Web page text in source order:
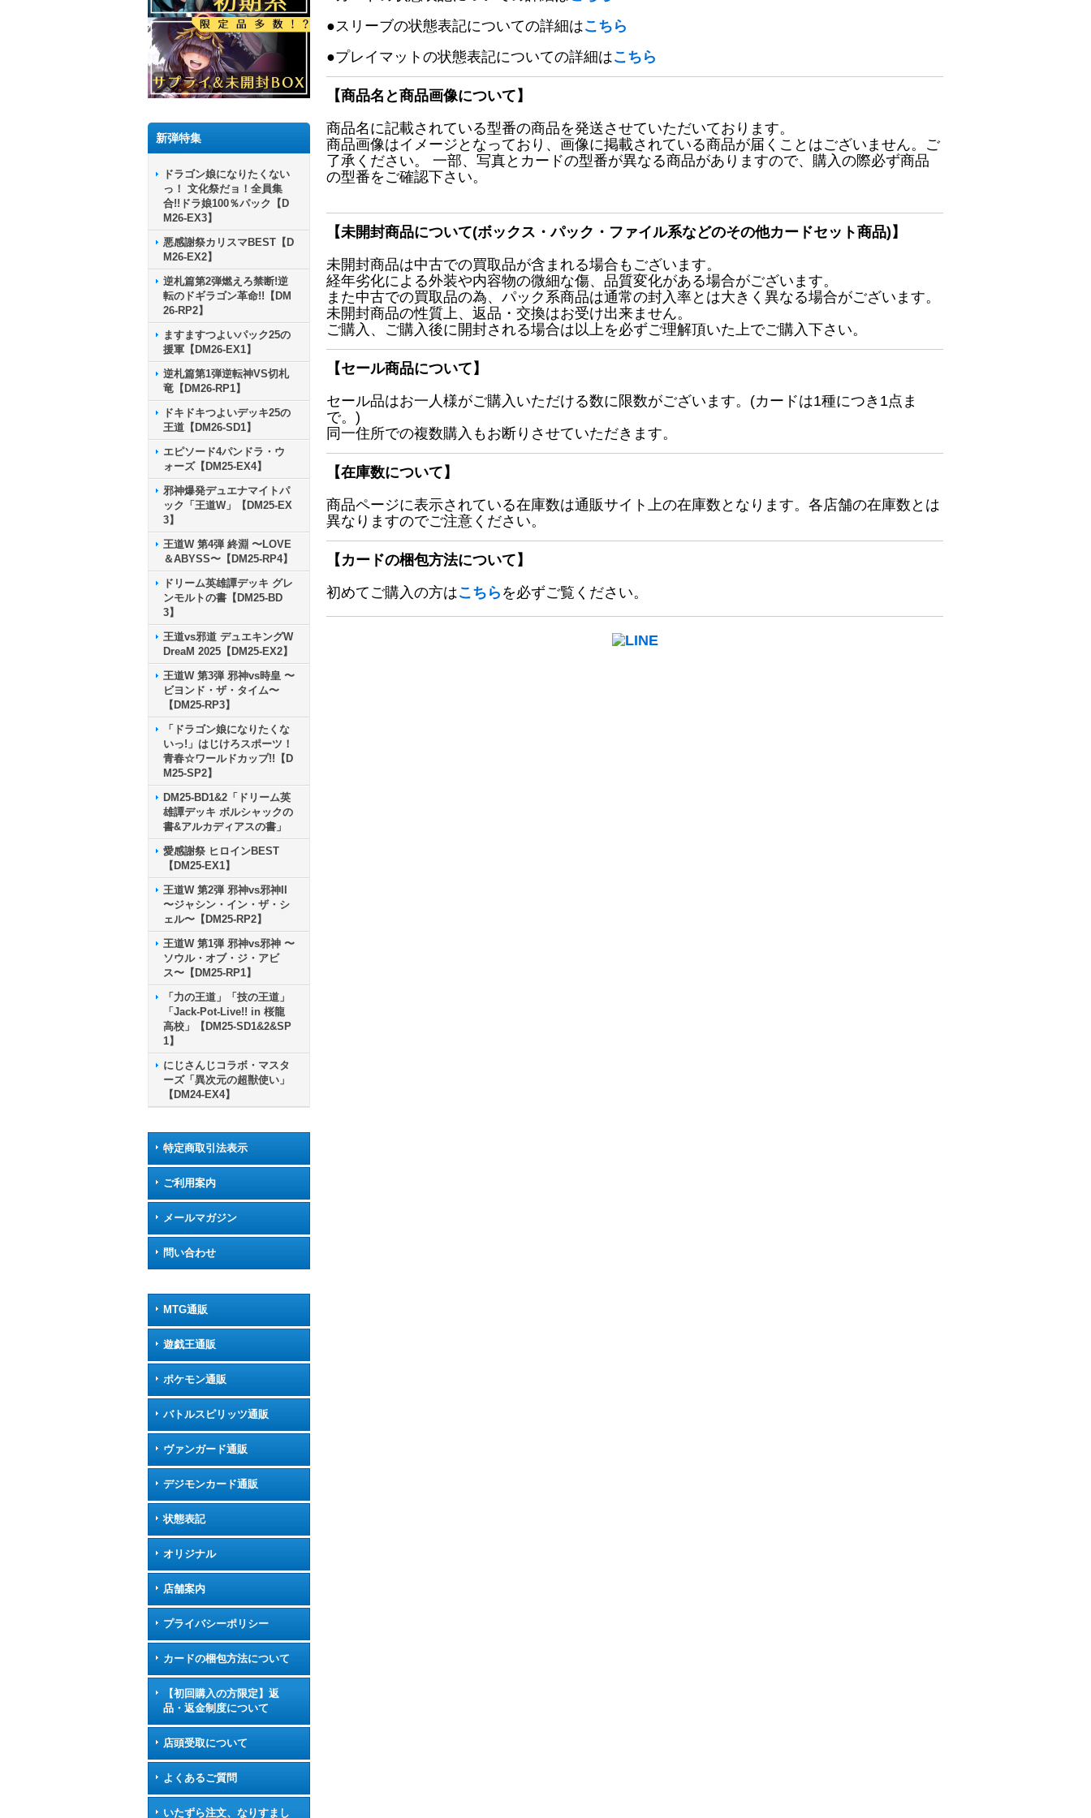
新弾特集
ドラゴン娘になりたくない
っ！ 文化祭だョ！全員集
合!!ドラ娘100％パック【D
M26-EX3】
悪感謝祭カリスマBEST【D
M26-EX2】
逆札篇第2弾燃えろ禁断!逆
転のドギラゴン革命!!【DM
26-RP2】
ますますつよいパック25の
援軍【DM26-EX1】
逆札篇第1弾逆転神VS切札
竜【DM26-RP1】
ドキドキつよいデッキ25の
王道【DM26-SD1】
エピソード4パンドラ・ウ
ォーズ【DM25-EX4】
邪神爆発デュエナマイトパ
ック「王道W」【DM25-EX
3】
王道W 第4弾 終淵 〜LOVE
＆ABYSS〜【DM25-RP4】
ドリーム英雄譚デッキ グレ
ンモルトの書【DM25-BD
3】
王道vs邪道 デュエキングW
DreaM 2025【DM25-EX2】
王道W 第3弾 邪神vs時皇 〜
ビヨンド・ザ・タイム〜
【DM25-RP3】
「ドラゴン娘になりたくな
いっ!」はじけろスポーツ！
青春☆ワールドカップ!!【D
M25-SP2】
DM25-BD1&2「ドリーム英
雄譚デッキ ボルシャックの
書&アルカディアスの書」
愛感謝祭 ヒロインBEST
【DM25-EX1】
王道W 第2弾 邪神vs邪神II
〜ジャシン・イン・ザ・シ
ェル〜【DM25-RP2】
王道W 第1弾 邪神vs邪神 〜
ソウル・オブ・ジ・アビ
ス〜【DM25-RP1】
「力の王道」「技の王道」
「Jack-Pot-Live!! in 桜龍
高校」【DM25-SD1&2&SP
1】
にじさんじコラボ・マスタ
ーズ「異次元の超獣使い」
【DM24-EX4】
特定商取引法表示
ご利用案内
メールマガジン
問い合わせ
MTG通販
遊戯王通販
ポケモン通販
バトルスピリッツ通販
ヴァンガード通販
デジモンカード通販
状態表記
オリジナル
店舗案内
プライバシーポリシー
カードの梱包方法について
【初回購入の方限定】返
品・返金制度について
店頭受取について
よくあるご質問
いたずら注文、なりすまし
●スリーブの状態表記についての詳細はこちら
●プレイマットの状態表記についての詳細はこちら
【商品名と商品画像について】
商品名に記載されている型番の商品を発送させていただいております。
商品画像はイメージとなっており、画像に掲載されている商品が届くことはございません。ご
了承ください。 一部、写真とカードの型番が異なる商品がありますので、購入の際必ず商品
の型番をご確認下さい。
【未開封商品について(ボックス・パック・ファイル系などのその他カードセット商品)】
未開封商品は中古での買取品が含まれる場合もございます。
経年劣化による外装や内容物の微細な傷、品質変化がある場合がございます。
また中古での買取品の為、パック系商品は通常の封入率とは大きく異なる場合がございます。
未開封商品の性質上、返品・交換はお受け出来ません。
ご購入、ご購入後に開封される場合は以上を必ずご理解頂いた上でご購入下さい。
【セール商品について】
セール品はお一人様がご購入いただける数に限数がございます。(カードは1種につき1点ま
で。)
同一住所での複数購入もお断りさせていただきます。
【在庫数について】
商品ページに表示されている在庫数は通販サイト上の在庫数となります。各店舗の在庫数とは
異なりますのでご注意ください。
【カードの梱包方法について】
初めてご購入の方はこちら を必ずご覧ください。